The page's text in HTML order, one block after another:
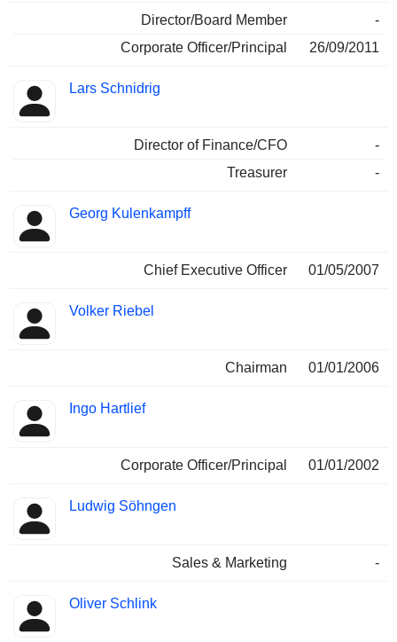
Director/Board Member
-
Corporate Officer/Principal
26/09/2011
Lars Schnidrig
Director of Finance/CFO
-
Treasurer
-
Georg Kulenkampff
Chief Executive Officer 01/05/2007
Volker Riebel
Chairman 01/01/2006
Ingo Hartlief
Corporate Officer/Principal 01/01/2002
Ludwig Söhngen
Sales & Marketing -
Oliver Schlink